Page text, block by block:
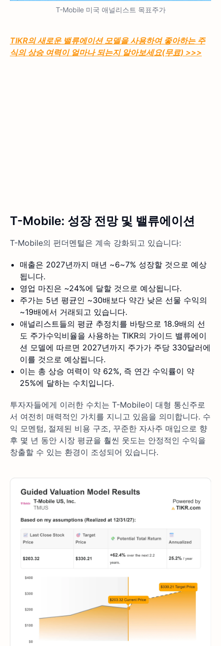
T-Mobile 미국 애널리스트 목표주가
TIKR의 새로운 밸류에이션 모델을 사용하여 좋아하는 주
식의 상승 여력이 얼마나 되는지 알아보세요(무료) >>>
T-Mobile: 성장 전망 및 밸류에이션
T-Mobile의 펀더멘털은 계속 강화되고 있습니다:
매출은 2027년까지 매년 ~6~7% 성장할 것으로 예상
됩니다.
영업 마진은 ~24%에 달할 것으로 예상됩니다.
주가는 5년 평균인 ~30배보다 약간 낮은 선물 수익의
~19배에서 거래되고 있습니다.
애널리스트들의 평균 추정치를 바탕으로 18.9배의 선
도 주가수익비율을 사용하는 TIKR의 가이드 밸류에이
션 모델에 따르면 2027년까지 주가가 주당 330달러에
이를 것으로 예상됩니다.
이는 총 상승 여력이 약 62%, 즉 연간 수익률이 약
25%에 달하는 수치입니다.
투자자들에게 이러한 수치는 T-Mobile이 대형 통신주로
서 여전히 매력적인 가치를 지니고 있음을 의미합니다. 수
익 모멘텀, 절제된 비용 구조, 꾸준한 자사주 매입으로 향
후 몇 년 동안 시장 평균을 훨씬 웃도는 안정적인 수익을
창출할 수 있는 환경이 조성되어 있습니다.